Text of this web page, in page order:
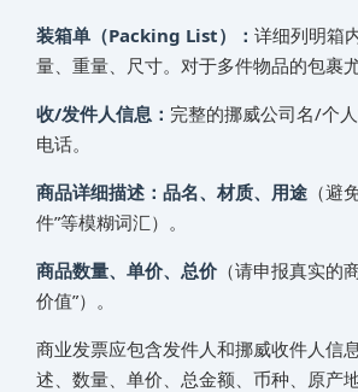
装箱单（Packing List）： 详细列明箱
量、重量、尺寸。对于多件物品的包裹尤
收/发件人信息： 完整的‌挪威‌‌‌‌‌‌‌公司名/个
电话。
商品详细描述：品名、材质、用途 （避
件”等模糊词汇）。
商品数量、单价、总价 （请申报真实的
价值”）。
商业发票应包含发件人和‌挪威‌‌‌‌‌‌‌收件人信
述、数量、单价、总金额、币种、原产